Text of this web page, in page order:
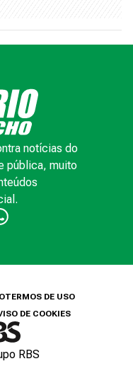
notícias do
pública, muito
TERMOS DE USO
DE COOKIES
RBS